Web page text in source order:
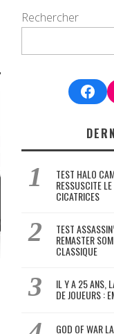
Rechercher
TEST HALO
RESSUSCITE
CICATRICES
TEST
REMASTER
CLASSIQUE
IL Y A 25 ANS,
DE JOUEURS :
GOD OF WAR